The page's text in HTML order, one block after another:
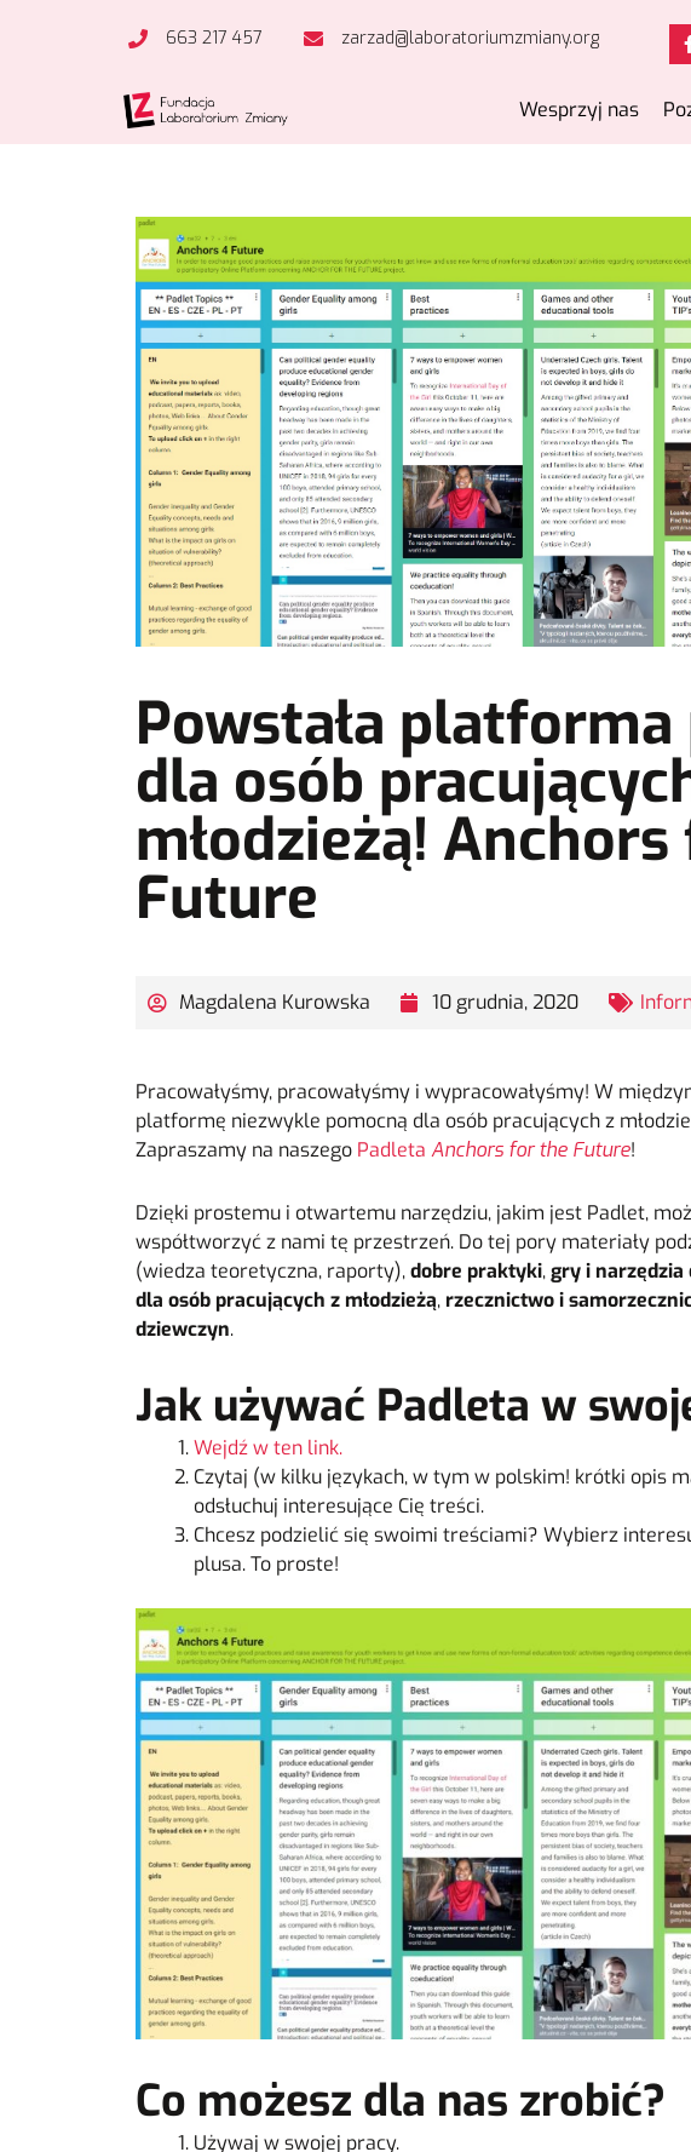
663 217 457 zarzad@laboratoriumzmiany.org
Wesprzyj nas
Powstała
dla osób
młodzieżą!
Future
Magdalena Kurowska 10 grudnia, 2020
Pracowałyśmy, pracowałyśmy i wypracowałyśmy! W
platformę niezwykle pomocną dla osób pracujących z
Zapraszamy na naszego Padleta Anchors for the Future!
Dzięki prostemu i otwartemu narzędziu, jakim jest Padlet,
współtworzyć z nami tę przestrzeń. Do tej pory materiały
(wiedza teoretyczna, raporty),dobre praktyki,gry i narzędzia
dla osób pracujących z młodzieżą, rzecznictwo i
dziewczyn.
Jak używać Padleta w
Wejdź w ten link.
Czytaj (w kilku językach, w tym w polskim! krótki opis
odsłuchuj interesujące Cię treści.
Chcesz podzielić się swoimi treściami? Wybierz
plusa. To proste!
Co możesz dla nas zrobić?
Używaj w swojej pracy.